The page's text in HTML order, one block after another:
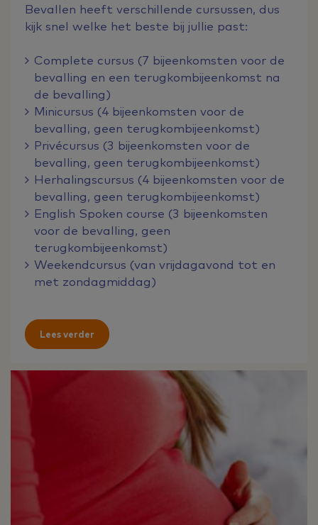
Bevallen heeft verschillende cursussen, dus
kijk snel welke het beste bij jullie past:
Complete cursus (7 bijeenkomsten voor de
bevalling en een terugkombijeenkomst na
de bevalling)
Minicursus (4 bijeenkomsten voor de
bevalling, geen terugkombijeenkomst)
Privécursus (3 bijeenkomsten voor de
bevalling, geen terugkombijeenkomst)
Herhalingscursus (4 bijeenkomsten voor de
bevalling, geen terugkombijeenkomst)
English Spoken course (3 bijeenkomsten
voor de bevalling, geen
terugkombijeenkomst)
Weekendcursus (van vrijdagavond tot en
met zondagmiddag)
Lees verder